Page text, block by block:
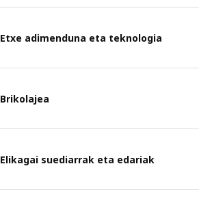
Etxe adimenduna eta teknologia
Brikolajea
Elikagai suediarrak eta edariak